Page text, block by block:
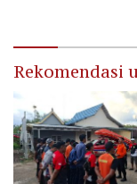
Rekomendasi